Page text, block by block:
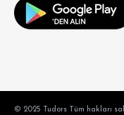
© 2025 Tudors Tüm hakları